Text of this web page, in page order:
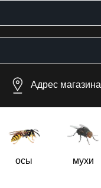
Адрес магазина
мухи
осы